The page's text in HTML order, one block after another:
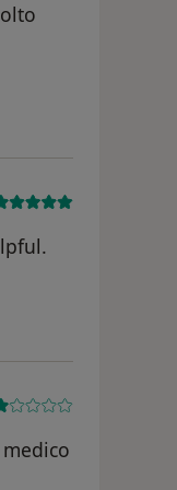
MV
Scott Randall